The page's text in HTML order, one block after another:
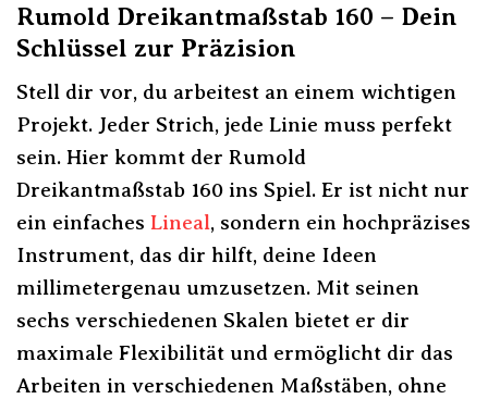
Rumold Dreikantmaßstab 160 – Dein
Schlüssel zur Präzision
Stell dir vor, du arbeitest an einem wichtigen
Projekt. Jeder Strich, jede Linie muss perfekt
sein. Hier kommt der Rumold
Dreikantmaßstab 160 ins Spiel. Er ist nicht nur
ein einfaches Lineal, sondern ein hochpräzises
Instrument, das dir hilft, deine Ideen
millimetergenau umzusetzen. Mit seinen
sechs verschiedenen Skalen bietet er dir
maximale Flexibilität und ermöglicht dir das
Arbeiten in verschiedenen Maßstäben, ohne